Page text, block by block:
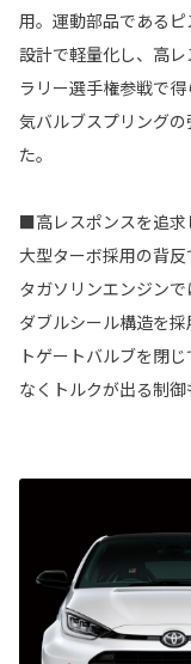
用。運動部品である
設計で軽量化し、高
ラリー選手権参戦で
気バルブスプリング
た。
■高レスポンスを追求
大型ターボ採用の背
タガソリンエンジン
ダブルシール構造を
トゲートバルブを閉
なくトルクが出る制